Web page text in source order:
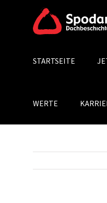
Search
STARTSEITE
WERTE